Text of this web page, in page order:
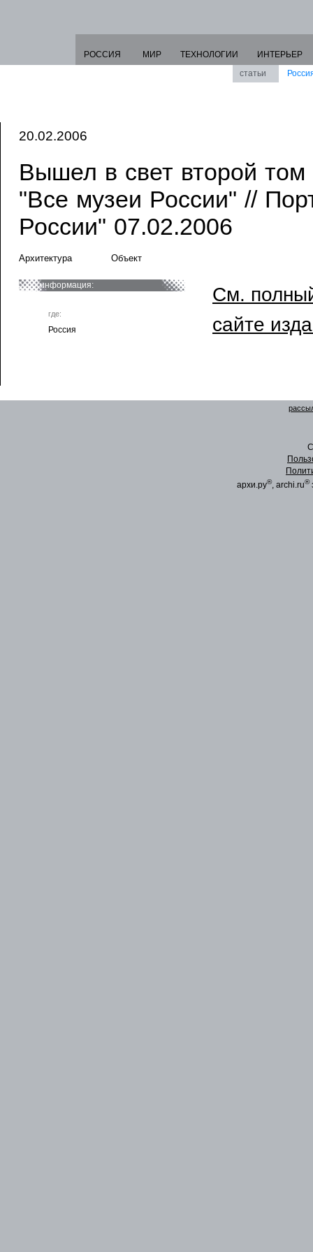
РОССИЯ МИР ТЕХНОЛОГИИ
ИНТЕРЬЕР
статьи
20.02.2006
Вышел в свет второй том
"Все музеи России" //
России" 07.02.2006
Архитектура Объект
информация:
где:
Россия
См.
сайте
архи.ру®, archi.ru®